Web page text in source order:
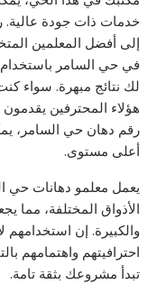
خدمات ذات جودة
إلى أفضل المعلمين
في حي السامر باستخدام
لك نتائج مبهرة. سواء
هؤلاء المحترفين
رقم دهان حي السامر،
أعلى مستوى.
يعمل معلمو دهانات حي
الأذواق المختلفة، مما
والكبيرة. إن
احترافيتهم واهتمامهم
تبدأ مشروعك بثقة تامة.